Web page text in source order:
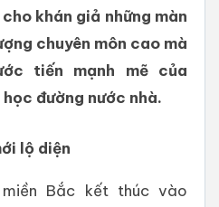
khán giả những màn
chuyên môn cao mà
tiến mạnh mẽ của
đường nước nhà.
lộ diện
Bắc kết thúc vào